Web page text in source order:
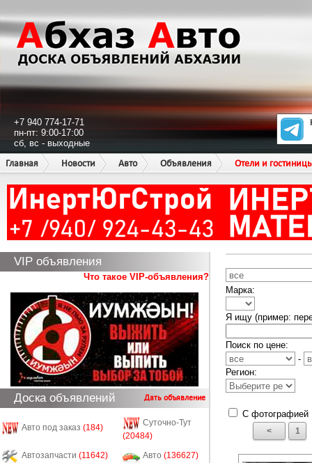
+7 940 774-17-71
пн-пт: 9:00-17:00
сб, вс - выходные
Главная
Новости Авто Объявления Отели и
VIP объявления
Что такое VIP-объявления?
Доска объявлений Дать объявление
Авто под заказ (184)
Суточно-Тут
(20484)
Автозапчасти (11642) Авто (136627)
Марка:
Я ищу (пример:
Поиск по цене:
-
Регион:
С фотографией
< 1